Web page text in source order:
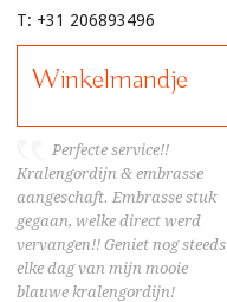
T: +31 206893496
Winkelmandje
Perfecte service!!
Kralengordijn & embrasse
aangeschaft. Embrasse stuk
gegaan, welke direct werd
vervangen!! Geniet nog steeds
elke dag van mijn mooie
blauwe kralengordijn!